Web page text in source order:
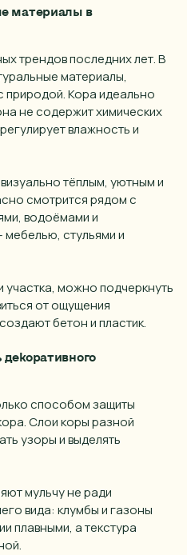
материалы в
трендов последних лет. В
материалы,
природой. Кора идеально
не содержит химических
влажность и
тёплым, уютным и
смотрится рядом с
водоёмами и
стульями и
можно подчеркнуть
от ощущения
бетон и пластик.
способом защиты
Слои коры разной
узоры и выделять
мульчу не ради
вида: клумбы и газоны
плавными, а текстура